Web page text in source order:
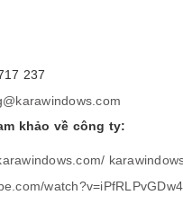
237
khảo về công ty:
watch?v=iPfRLPvGDw4